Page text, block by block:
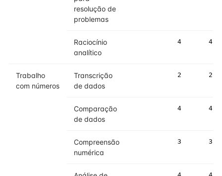
resolução de
problemas
Raciocínio
analítico
4 4
Trabalho
com números
Transcrição
de dados
2 2
Comparação
de dados
4 4
Compreensão
numérica
3 3